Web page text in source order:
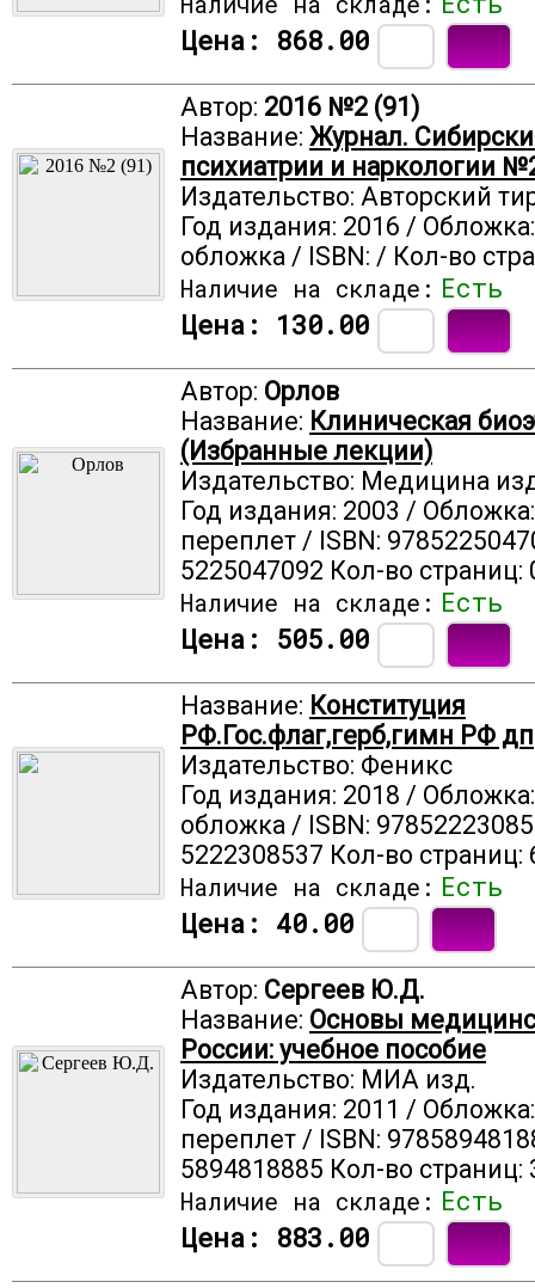
Цена: 868.00
Автор: 2016 №2 (91)
Название: Журнал.
психиатрии и наркологии
Издательство: Авторский
Год издания: 2016 /
обложка / ISBN: / Кол-во
Наличие на складе: Есть
Цена: 130.00
Автор: Орлов
Название: Клиническая
(Избранные лекции)
Издательство: Медицина
Год издания: 2003 /
переплет / ISBN:
5225047092 Кол-во страниц:
Наличие на складе: Есть
Цена: 505.00
Название: Конституция
РФ.Гос.флаг,герб,гимн РФ дп
Издательство: Феникс
Год издания: 2018 /
обложка / ISBN:
5222308537 Кол-во страниц:
Наличие на складе: Есть
Цена: 40.00
Автор: Сергеев Ю.Д.
Название: Основы
России: учебное пособие
Издательство: МИА изд.
Год издания: 2011 /
переплет / ISBN:
5894818885 Кол-во страниц:
Наличие на складе: Есть
Цена: 883.00